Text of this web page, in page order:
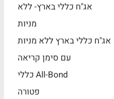
אג"ח כללי בארץ- ללא
מניות
אג"ח כללי בארץ ללא מניות
עם סימן קריאה
All-Bond כללי
פטורה